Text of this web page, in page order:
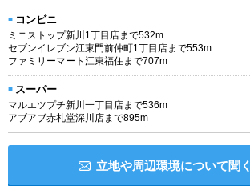
コンビニ
ミニストップ新川1丁目店まで532m
セブンイレブン江東門前仲町1丁目店まで553m
ファミリーマート江東福住まで707m
スーパー
マルエツプチ新川一丁目店まで536m
アブアブ赤札堂深川店まで895m
立地や周辺環境について聞く